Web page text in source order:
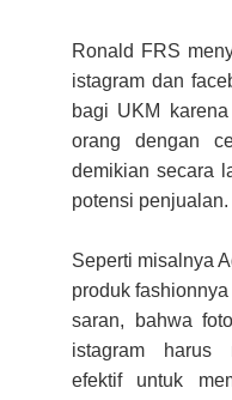
Ronald FRS
istagram dan
bagi UKM
orang dengan
demikian secara
potensi penjualan.
Seperti misalnya
produk
saran, bahwa
istagram harus
efektif untuk